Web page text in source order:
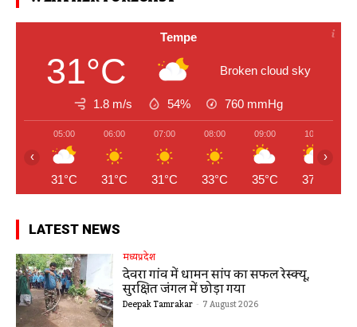
Tempe
31°C Broken cloud sky
1.8 m/s 54% 760 mmHg
05:00
31°C
06:00
31°C
07:00
31°C
08:00
33°C
09:00
35°C
10:00
37°C
‹ ›
LATEST NEWS
मध्यप्रदेश
देवरा गांव में धामन सांप का सफल रेस्क्यू,
सुरक्षित जंगल में छोड़ा गया
Deepak Tamrakar - 7 August 2026